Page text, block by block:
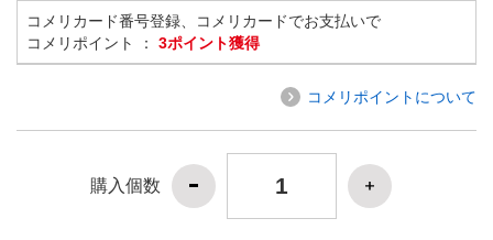
コメリカード番号登録、コメリカードでお支払いで
コメリポイント ： 3ポイント獲得
コメリポイントについて
購入個数